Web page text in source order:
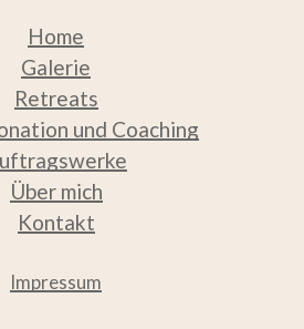
Home
Galerie
Retreats
ation und Coaching
Über mich
Kontakt
Impressum